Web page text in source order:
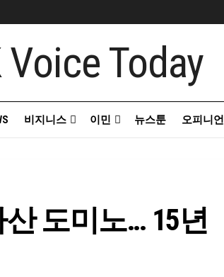
비지니스 이민 뉴스툰 오피니언
산 도미노… 15년